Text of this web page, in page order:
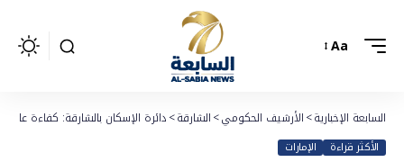
Aa
السابعة الإخبارية>الأرشيف الحكومي>الشارقة>دائرة الإسكان بالشارقة: كفاءة
الأكثر قراءة الإمارات